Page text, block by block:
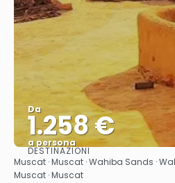
Da
1.258 €
a persona
Vedere
DESTINAZIONI
Muscat · Muscat · Wahiba Sands ·
Muscat · Muscat